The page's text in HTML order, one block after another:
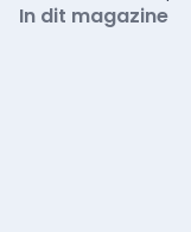
In dit magazine